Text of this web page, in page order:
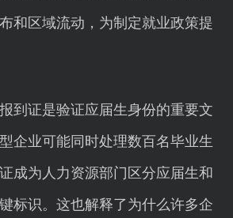
和区域流动，为制定就业政策提
到证是验证应届生身份的重要文
企业可能同时处理数百名毕业生
成为人力资源部门区分应届生和
标识。这也解释了为什么许多企